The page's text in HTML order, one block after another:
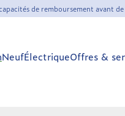
de remboursement avant de
NeufÉlectriqueOffres &